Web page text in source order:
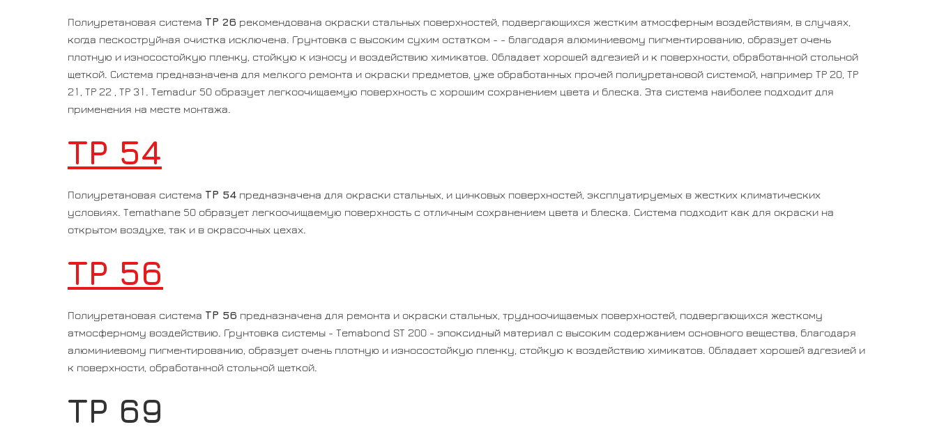
Полиуретановая система ТР 26 рекомендована окраски стальных поверхностей, подвергающихся жестким атмосферным воздействиям, в случаях,
когда пескоструйная очистка исключена. Грунтовка с высоким сухим остатком - - благодаря алюминиевому пигментированию, образует очень
плотную и износостойкую пленку, стойкую к износу и воздействию химикатов. Обладает хорошей адгезией и к поверхности, обработанной стольной
щеткой. Система предназначена для мелкого ремонта и окраски предметов, уже обработанных прочей полиуретановой системой, например ТР 20, ТР
21, ТР 22 , ТР 31. Temadur 50 образует легкоочищаемую поверхность с хорошим сохранением цвета и блеска. Эта система наиболее подходит для
применения на месте монтажа.
TP 54
Полиуретановая система ТР 54 предназначена для окраски стальных, и цинковых поверхностей, эксплуатируемых в жестких климатических
условиях. Temathane 50 образует легкоочищаемую поверхность с отличным сохранением цвета и блеска. Система подходит как для окраски на
открытом воздухе, так и в окрасочных цехах.
TP 56
Полиуретановая система ТР 56 предназначена для ремонта и окраски стальных, трудноочищаемых поверхностей, подвергающихся жесткому
атмосферному воздействию. Грунтовка системы - Temabond ST 200 - эпоксидный материал с высоким содержанием основного вещества, благодаря
алюминиевому пигментированию, образует очень плотную и износостойкую пленку, стойкую к воздействию химикатов. Обладает хорошей адгезией и
к поверхности, обработанной стольной щеткой.
TP 69